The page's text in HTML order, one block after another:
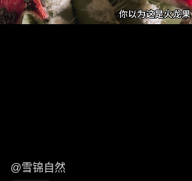
@雪锦自然